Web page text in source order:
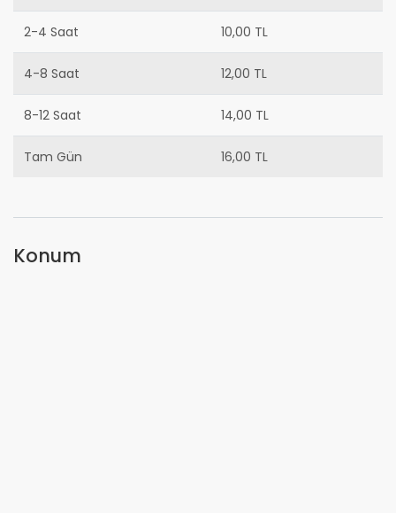
2-4 Saat 10,00 TL
4-8 Saat 12,00 TL
8-12 Saat 14,00 TL
Tam Gün 16,00 TL
Konum